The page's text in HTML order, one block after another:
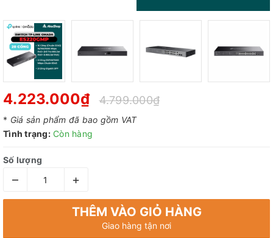
4.223.000₫ 4.799.000₫
* Giá sản phẩm đã bao gồm VAT
Tình trạng: Còn hàng
Số lượng
– +
THÊM VÀO GIỎ HÀNG
Giao hàng tận nơi